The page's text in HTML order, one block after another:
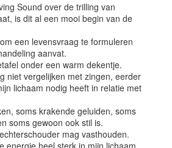
Sound over de trilling van
is dit al een mooi begin van de
een levensvraag te formuleren
aanvat.
onder een warm dekentje.
niet vergelijken met zingen, eerder
lichaam nodig heeft in relatie met
soms krakende geluiden, soms
soms gewoon ook stil is.
mag vasthouden.
energie heel sterk in mijn lichaam